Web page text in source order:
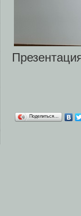
Поделиться…